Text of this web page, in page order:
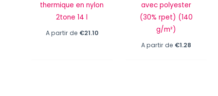
thermique en nylon
2tone 14 l
A partir de €21.10
avec polyester
(30% rpet) (140
g/m²)
A partir de €1.28